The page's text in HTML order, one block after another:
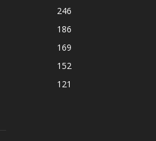
246
186
169
152
121